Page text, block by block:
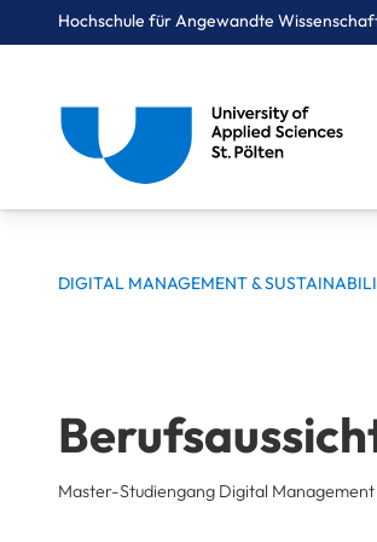
Hochschule für Angewandte
You are here:BREADCRUMBS
DIGITAL MANAGEMENT &
Master-Studiengang Digital Management